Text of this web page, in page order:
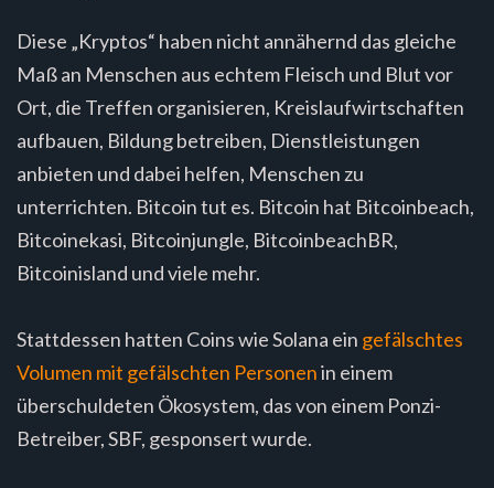
Diese „Kryptos“ haben nicht annähernd das gleiche
Maß an Menschen aus echtem Fleisch und Blut vor
Ort, die Treffen organisieren, Kreislaufwirtschaften
aufbauen, Bildung betreiben, Dienstleistungen
anbieten und dabei helfen, Menschen zu
unterrichten. Bitcoin tut es. Bitcoin hat Bitcoinbeach,
Bitcoinekasi, Bitcoinjungle, BitcoinbeachBR,
Bitcoinisland und viele mehr.
Stattdessen hatten Coins wie Solana ein gefälschtes
Volumen mit gefälschten Personenin einem
überschuldeten Ökosystem, das von einem Ponzi-
Betreiber, SBF, gesponsert wurde.